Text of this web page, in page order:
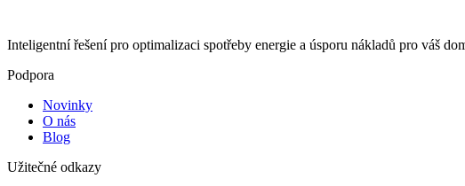
Inteligentní řešení pro optimalizaci spotřeby energie a úsporu nákladů pro váš
Podpora
Novinky
O nás
Blog
Užitečné odkazy